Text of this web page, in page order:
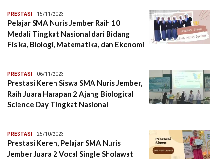
PRESTASI 15/11/2023
Pelajar SMA Nuris Jember Raih 10
Medali Tingkat Nasional dari Bidang
Fisika, Biologi, Matematika, dan Ekonomi
PRESTASI 06/11/2023
Prestasi Keren Siswa SMA Nuris Jember,
Raih Juara Harapan 2 Ajang Biological
Science Day Tingkat Nasional
PRESTASI 25/10/2023
Prestasi Keren, Pelajar SMA Nuris
Jember Juara 2 Vocal Single Sholawat